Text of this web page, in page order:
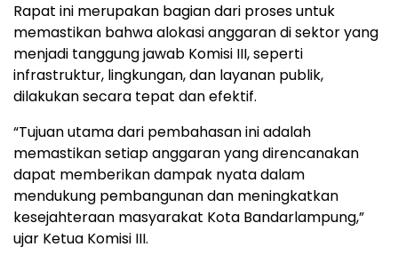
Rapat ini merupakan bagian dari proses untuk
memastikan bahwa alokasi anggaran di sektor yang
menjadi tanggung jawab Komisi III, seperti
infrastruktur, lingkungan, dan layanan publik,
dilakukan secara tepat dan efektif.
“Tujuan utama dari pembahasan ini adalah
memastikan setiap anggaran yang direncanakan
dapat memberikan dampak nyata dalam
mendukung pembangunan dan meningkatkan
kesejahteraan masyarakat Kota Bandarlampung,”
ujar Ketua Komisi III.